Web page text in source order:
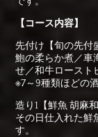
【コース内容】
先付け【旬の先付
鮑の柔らか煮／車
せ／和牛ロースト
※7～9種類ほどの
造り1【鮮魚 胡麻和
その日仕入れた鮮
す。